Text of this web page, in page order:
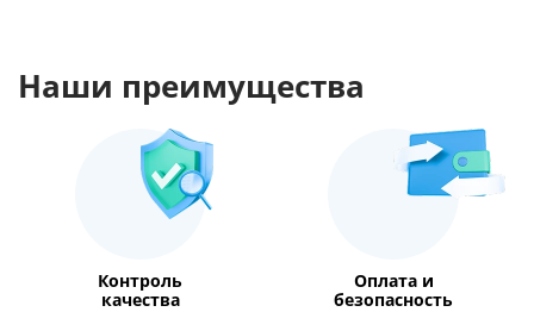
Наши преимущества
Контроль
качества
Оплата и
безопасность